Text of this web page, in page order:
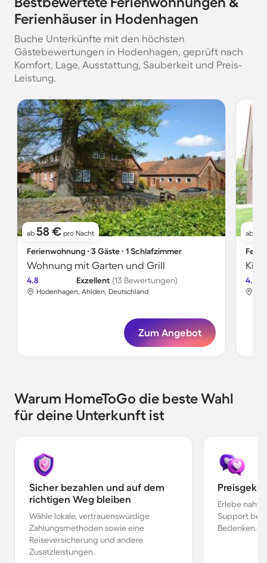
Ferienhäuser in Hodenhagen
Buche Unterkünfte mit den höchsten
Gästebewertungen in Hodenhagen, geprüft nach
Komfort, Lage, Ausstattung, Sauberkeit und Preis-
Leistung.
ab 58 € pro Nacht
Ferienwohnung ∙ 3 Gäste ∙ 1 Schlafzimmer
Wohnung mit Garten und Grill
4.8 Exzellent (13 Bewertungen)
Hodenhagen, Ahlden, Deutschland
Zum Angebot
ab
4.8
Warum HomeToGo die beste Wahl
für deine Unterkunft ist
Sicher bezahlen und auf dem
richtigen Weg bleiben
Wähle lokale, vertrauenswürdige
Zahlungsmethoden sowie eine
Reiseversicherung und andere
Zusatzleistungen.
Erlebe
Support bei
Bedenken.